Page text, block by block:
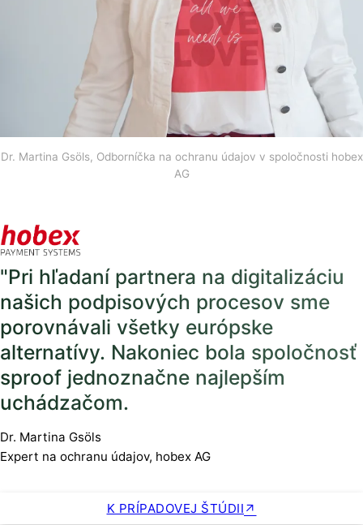
Dr. Martina Gsöls, Odborníčka na ochranu údajov v spoločnosti hobex
AG
"Pri hľadaní partnera na digitalizáciu
našich podpisových procesov sme
porovnávali všetky európske
alternatívy. Nakoniec bola spoločnosť
sproof jednoznačne najlepším
uchádzačom.
Dr. Martina Gsöls
Expert na ochranu údajov, hobex AG
K PRÍPADOVEJ ŠTÚDII